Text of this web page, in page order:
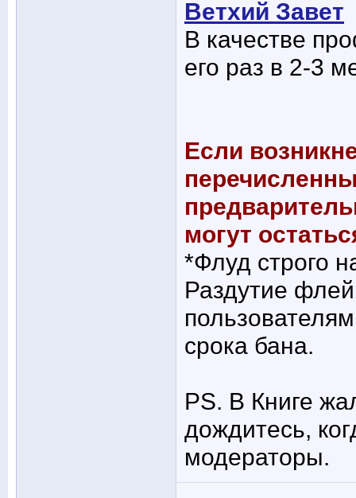
Ветхий Завет
В качестве
его раз в 2-3
Если
могут
*Флуд строго
Раздутие
срока бана.
PS. В Книге
дождитесь,
модераторы.